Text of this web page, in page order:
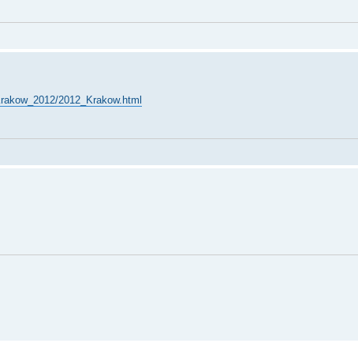
2012_Krakow.html